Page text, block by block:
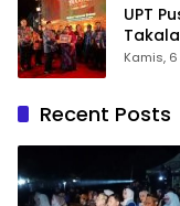
UPT
Kamis,
Recent Posts